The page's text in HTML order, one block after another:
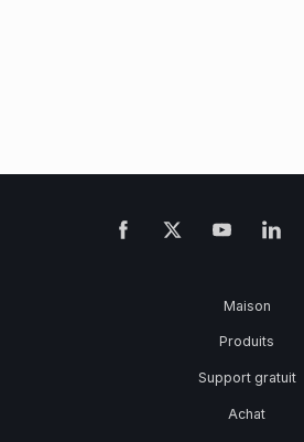
Maison
Produits
Support gratuit
Achat